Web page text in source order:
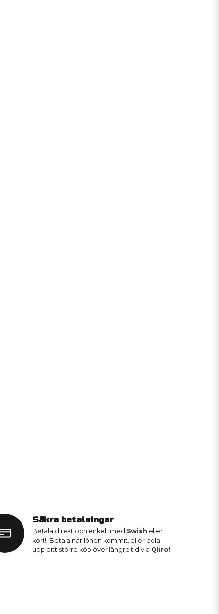
Säkra betalningar
Betala direkt och enkelt med Swish eller
kort! Betala när lönen kommit, eller dela
upp ditt större köp över längre tid via Qliro!